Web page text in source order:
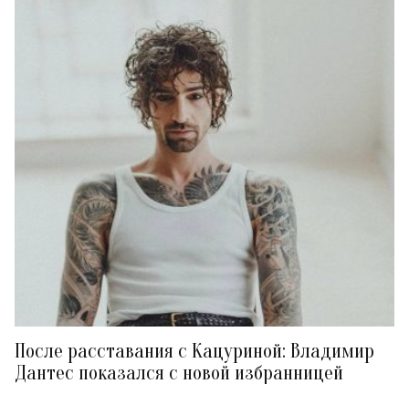
После расставания с Кацуриной: Владимир
Дантес показался с новой избранницей